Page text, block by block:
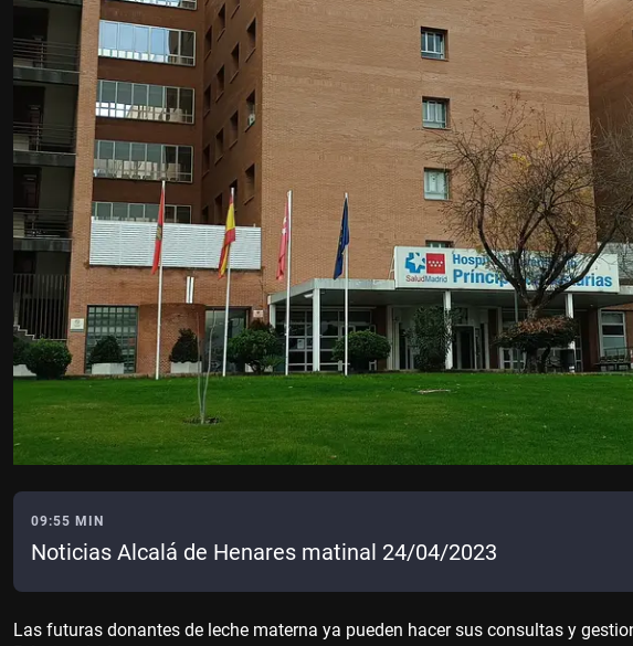
09:55 MIN
Noticias Alcalá de Henares matinal 24/04/2023
Las futuras donantes de leche materna ya pueden hacer sus consultas y